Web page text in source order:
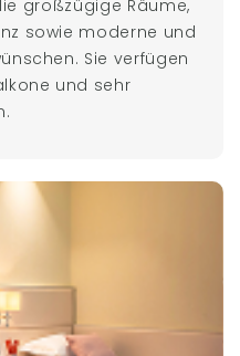
großzügige Räume,
sowie moderne und
Sie verfügen
und sehr